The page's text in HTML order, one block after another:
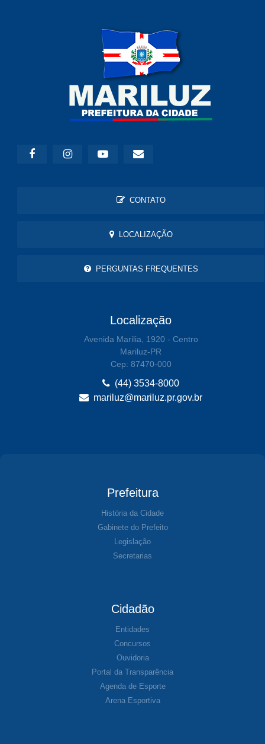
CONTATO
LOCALIZAÇÃO
PERGUNTAS FREQUENTES
Localização
Avenida Marilia, 1920 - Centro
Mariluz-PR
Cep: 87470-000
(44) 3534-8000
mariluz@mariluz.pr.gov.br
Prefeitura
História da Cidade
Gabinete do Prefeito
Legislação
Secretarias
Cidadão
Entidades
Concursos
Ouvidoria
Portal da Transparência
Agenda de Esporte
Arena Esportiva